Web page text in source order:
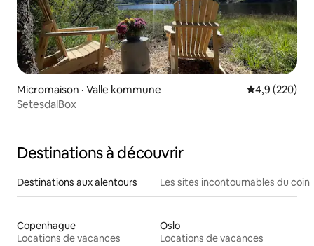
Micromaison · Valle kommune Note
4,9 (220)
SetesdalBox
Destinations à découvrir
Destinations aux alentours Les sites incontournables du coin
Copenhague
Locations de vacances
Oslo
Locations de vacances